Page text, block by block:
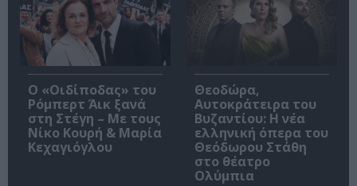
O «Οιδίποδας» του
Ρόμπερτ Άικ ξανά
στη Στέγη – Με τους
Νίκο Κουρή & Μαρία
Κεχαγιόγλου
Θεοδώρα,
Αυτοκράτειρα του
Βυζαντίου: Η νέα
ελληνική όπερα του
Θεόδωρου Στάθη
στο θέατρο
Ολύμπια